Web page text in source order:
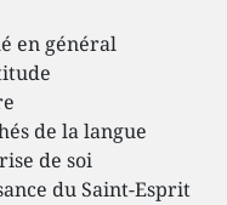
en général
de la langue
de soi
du Saint-Esprit